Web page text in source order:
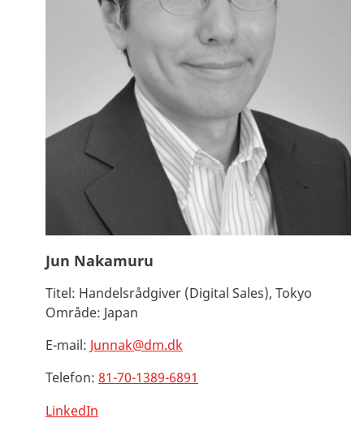
Jun Nakamuru
Titel: Handelsrådgiver (Digital Sales), Tokyo
Område: Japan
E-mail: Junnak@dm.dk
Telefon: 81-70-1389-6891
LinkedIn